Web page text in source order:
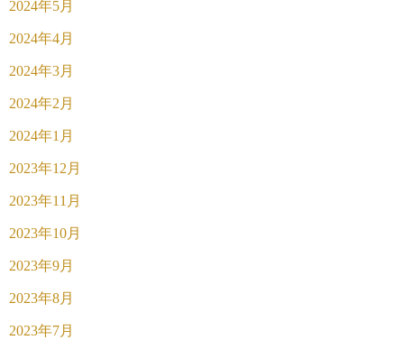
2024年5月
2024年4月
2024年3月
2024年2月
2024年1月
2023年12月
2023年11月
2023年10月
2023年9月
2023年8月
2023年7月